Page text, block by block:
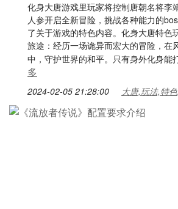
化身大唐游戏里玩家将控制唐朝名将李
人参开启全新冒险，挑战各种能力的
了关于游戏的特色内容。化身大唐特色
旅途：经历一场诡异而宏大的冒险，在
中，守护世界的和平。只有身外化身能
多
2024-02-05 21:28:00 大唐,玩法,特